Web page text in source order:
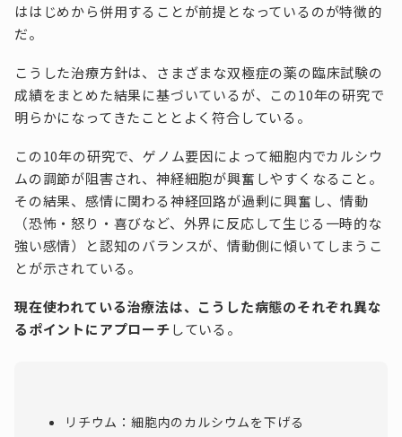
ははじめから併用することが前提となっているのが特徴的
だ。
こうした治療方針は、さまざまな双極症の薬の臨床試験の
成績をまとめた結果に基づいているが、この10年の研究で
明らかになってきたこととよく符合している。
この10年の研究で、ゲノム要因によって細胞内でカルシウ
ムの調節が阻害され、神経細胞が興奮しやすくなること。
その結果、感情に関わる神経回路が過剰に興奮し、情動
（恐怖・怒り・喜びなど、外界に反応して生じる一時的な
強い感情）と認知のバランスが、情動側に傾いてしまうこ
とが示されている。
現在使われている治療法は、こうした病態のそれぞれ異な
るポイントにアプローチ している。
リチウム：細胞内のカルシウムを下げる